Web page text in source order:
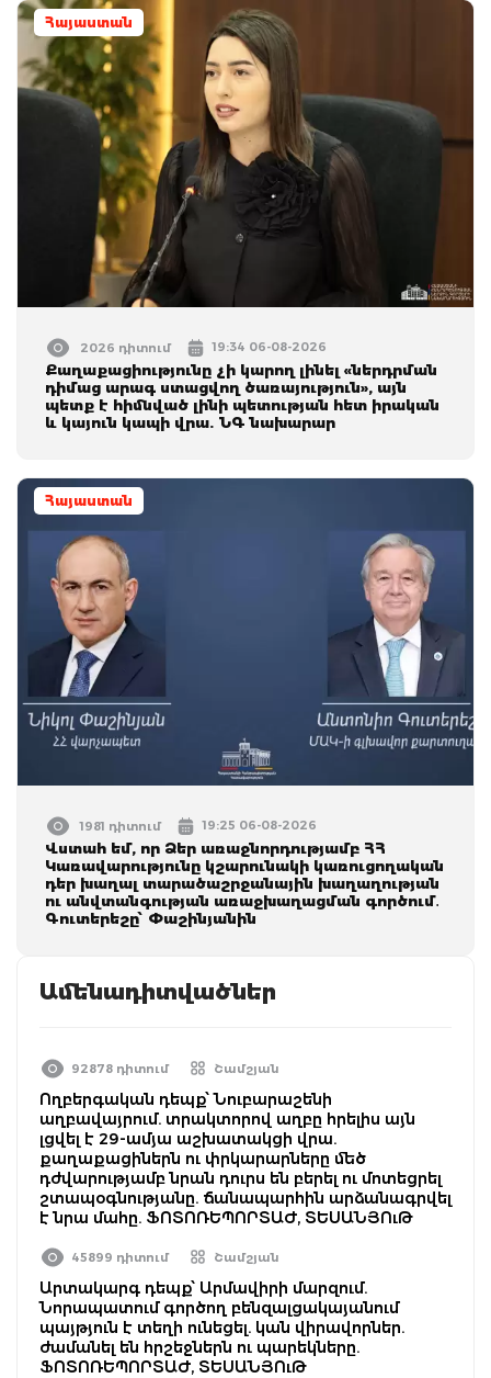
Հայաստան
2026 դիտում 19:34 06-08-2026
Քաղաքացիությունը չի կարող լինել «ներդրման
դիմաց արագ ստացվող ծառայություն», այն
պետք է հիմնված լինի պետության հետ իրական
և կայուն կապի վրա. ՆԳ նախարար
Հայաստան
1981 դիտում 19:25 06-08-2026
Վստահ եմ, որ Ձեր առաջնորդությամբ ՀՀ
Կառավարությունը կշարունակի կառուցողական
դեր խաղալ տարածաշրջանային խաղաղության
ու անվտանգության առաջխաղացման գործում․
Գուտերեշը՝ Փաշինյանին
Ամենադիտվածներ
92878 դիտում Շամշյան
Ողբերգական դեպք՝ Նուբարաշենի
աղբավայրում. տրակտորով աղբը հրելիս այն
լցվել է 29-ամյա աշխատակցի վրա.
քաղաքացիներն ու փրկարարները մեծ
դժվարությամբ նրան դուրս են բերել ու մոտեցրել
շտապօգնությանը. ճանապարհին արձանագրվել
է նրա մահը. ՖՈՏՈՌԵՊՈՐՏԱԺ, ՏԵՍԱՆՅՈւԹ
45899 դիտում Շամշյան
Արտակարգ դեպք՝ Արմավիրի մարզում.
Նորապատում գործող բենզալցակայանում
պայթյուն է տեղի ունեցել. կան վիրավորներ.
ժամանել են հրշեջներն ու պարեկները.
ՖՈՏՈՌԵՊՈՐՏԱԺ, ՏԵՍԱՆՅՈւԹ